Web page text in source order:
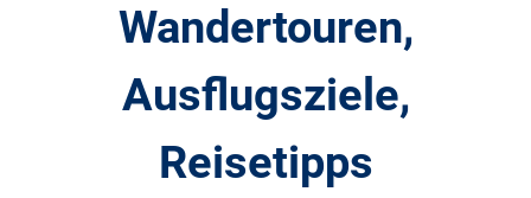
Wandertouren,
Ausflugsziele,
Reisetipps